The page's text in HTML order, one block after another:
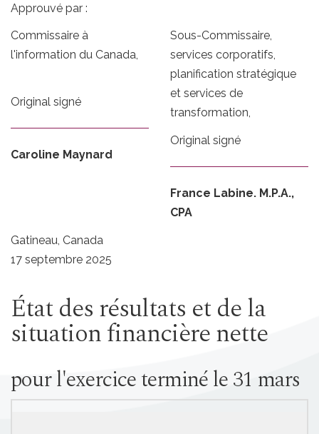
Approuvé par :
Commissaire à
l'information du Canada,
Original signé
Caroline Maynard
Sous-Commissaire,
services corporatifs,
planification stratégique
et services de
transformation,
Original signé
France Labine. M.P.A.,
CPA
Gatineau, Canada
17 septembre 2025
État des résultats et de la
situation financière nette
pour l'exercice terminé le 31 mars